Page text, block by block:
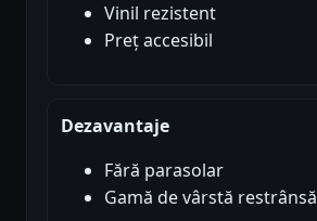
Vinil rezistent
Preț accesibil
Dezavantaje
Fără parasolar
Gamă de vârstă restrânsă